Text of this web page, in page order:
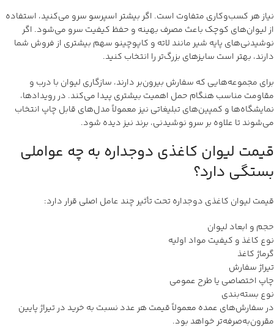
نیاز هر کسب‌وکاری متفاوت است. اگر بیشتر اسپرسو سرو می‌کنید، استفاده
از لیوان‌های کوچک باعث مصرف بهینه و حفظ کیفیت سرو می‌شود. اگر
نوشیدنی‌های پایه شیر مانند لاته و کاپوچینو سهم بیشتری از فروش شما
دارند، بهتر است سایزهای بزرگ‌تر را انتخاب کنید.
برای مجموعه‌هایی که سفارش بیرون‌بر دارند، سازگاری لیوان با درب و
مقاومت مناسب هنگام حمل اهمیت بیشتری پیدا می‌کند. در رویدادها،
نمایشگاه‌ها و کمپین‌های تبلیغاتی نیز معمولاً مدل‌های قابل چاپ انتخاب
می‌شوند تا علاوه بر سرو نوشیدنی، برند نیز دیده شود.
قیمت لیوان کاغذی دوجداره به چه عواملی
بستگی دارد؟
قیمت لیوان کاغذی دوجداره تحت تأثیر چند عامل اصلی قرار دارد:
حجم و ابعاد لیوان
نوع کاغذ و کیفیت مواد اولیه
گرماژ کاغذ
تیراژ سفارش
چاپ اختصاصی یا طرح عمومی
نوع بسته‌بندی
در سفارش‌های عمده معمولاً قیمت هر عدد نسبت به خرید در تیراژ پایین
مقرون‌به‌صرفه‌تر خواهد بود.